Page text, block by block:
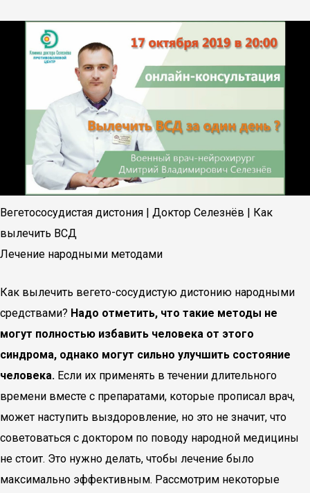
Вегетососудистая дистония | Доктор Селезнёв | Как
вылечить ВСД
Лечение народными методами
Как вылечить вегето-сосудистую дистонию народными
средствами? Надо отметить, что такие методы не
могут полностью избавить человека от этого
синдрома, однако могут сильно улучшить состояние
человека. Если их применять в течении длительного
времени вместе с препаратами, которые прописал врач,
может наступить выздоровление, но это не значит, что
советоваться с доктором по поводу народной медицины
не стоит. Это нужно делать, чтобы лечение было
максимально эффективным. Рассмотрим некоторые